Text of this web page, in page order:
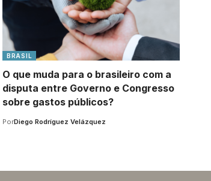
BRASIL
O que muda para o brasileiro com a
disputa entre Governo e Congresso
sobre gastos públicos?
PorDiego Rodríguez Velázquez